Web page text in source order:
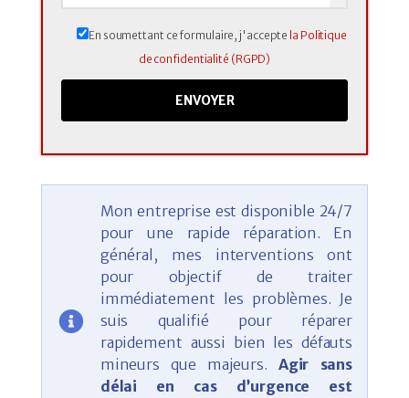
En soumettant ce formulaire, j'accepte la Politique
de confidentialité (RGPD)
Mon entreprise est disponible 24/7
pour une rapide réparation. En
général, mes interventions ont
pour objectif de traiter
immédiatement les problèmes. Je
suis qualifié pour réparer
rapidement aussi bien les défauts
mineurs que majeurs. Agir sans
délai en cas d’urgence est